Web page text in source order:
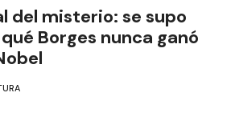
del misterio: se supo
Borges nunca ganó